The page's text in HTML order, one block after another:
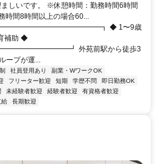
ましいです。 ※休憩時間：勤務時間6時間
時間8時間以上の場合60...
◆ 1〜9歳
補助 ◆
外苑前駅から徒歩3
ープが運...
社員登用あり
副業・WワークOK
フリーター歓迎 短期 学歴不問
即日勤務OK
未経験者歓迎 経験者歓迎
有資格者歓迎
給 長期歓迎